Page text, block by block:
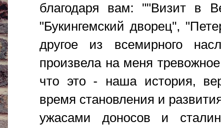
благодаря вам: ""Визит в
"Букингемский дворец",
другое из всемирного
произвела на меня
что это - наша история,
время становления и
ужасами доносов и